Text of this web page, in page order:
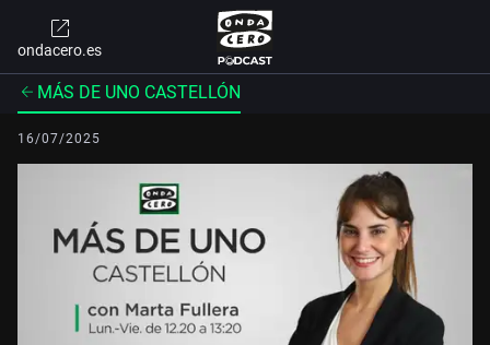
ondacero.es
MÁS DE UNO CASTELLÓN
16/07/2025